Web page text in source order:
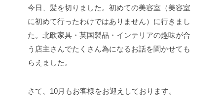
今日、髪を切りました。初めての美容室（美容室
に初めて行ったわけではありません）に行きまし
た。北欧家具・英国製品・インテリアの趣味が合
う店主さんでたくさん為になるお話を聞かせても
らえました。
さて、10月もお客様をお迎えしております。